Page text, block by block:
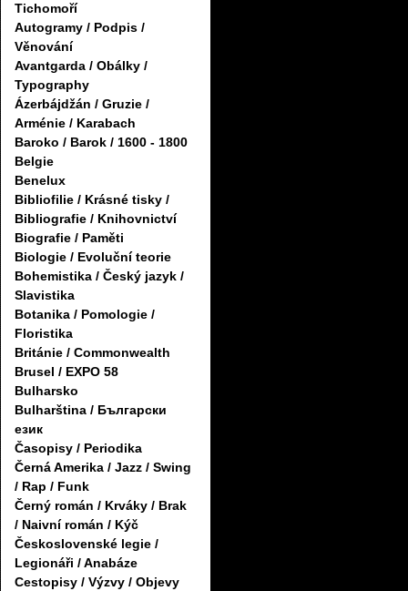
Tichomoří
Autogramy / Podpis /
Věnování
Avantgarda / Obálky /
Typography
Ázerbájdžán / Gruzie /
Arménie / Karabach
Baroko / Barok / 1600 - 1800
Belgie
Benelux
Bibliofilie / Krásné tisky /
Bibliografie / Knihovnictví
Biografie / Paměti
Biologie / Evoluční teorie
Bohemistika / Český jazyk /
Slavistika
Botanika / Pomologie /
Floristika
Británie / Commonwealth
Brusel / EXPO 58
Bulharsko
Bulharština / Български
език
Časopisy / Periodika
Černá Amerika / Jazz / Swing
/ Rap / Funk
Černý román / Krváky / Brak
/ Naivní román / Kýč
Československé legie /
Legionáři / Anabáze
Cestopisy / Výzvy / Objevy